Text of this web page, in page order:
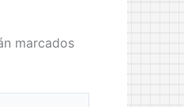
marcados